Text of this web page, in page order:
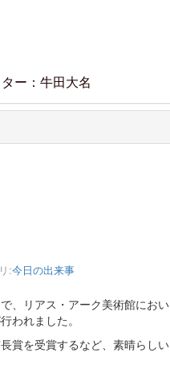
ー：牛田大名
:今日の出来事
、リアス・アーク美術館におい
われました。
賞を受賞するなど、素晴らしい